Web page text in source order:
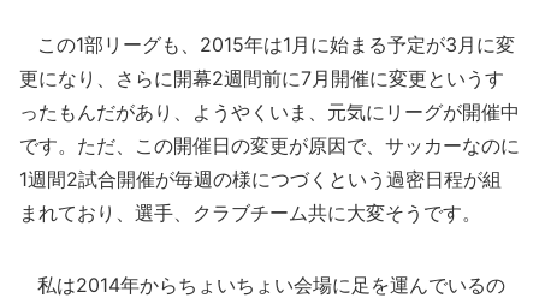
この1部リーグも、2015年は1月に始まる予定が3月に変
更になり、さらに開幕2週間前に7月開催に変更というす
ったもんだがあり、ようやくいま、元気にリーグが開催中
です。ただ、この開催日の変更が原因で、サッカーなのに
1週間2試合開催が毎週の様につづくという過密日程が組
まれており、選手、クラブチーム共に大変そうです。
私は2014年からちょいちょい会場に足を運んでいるの